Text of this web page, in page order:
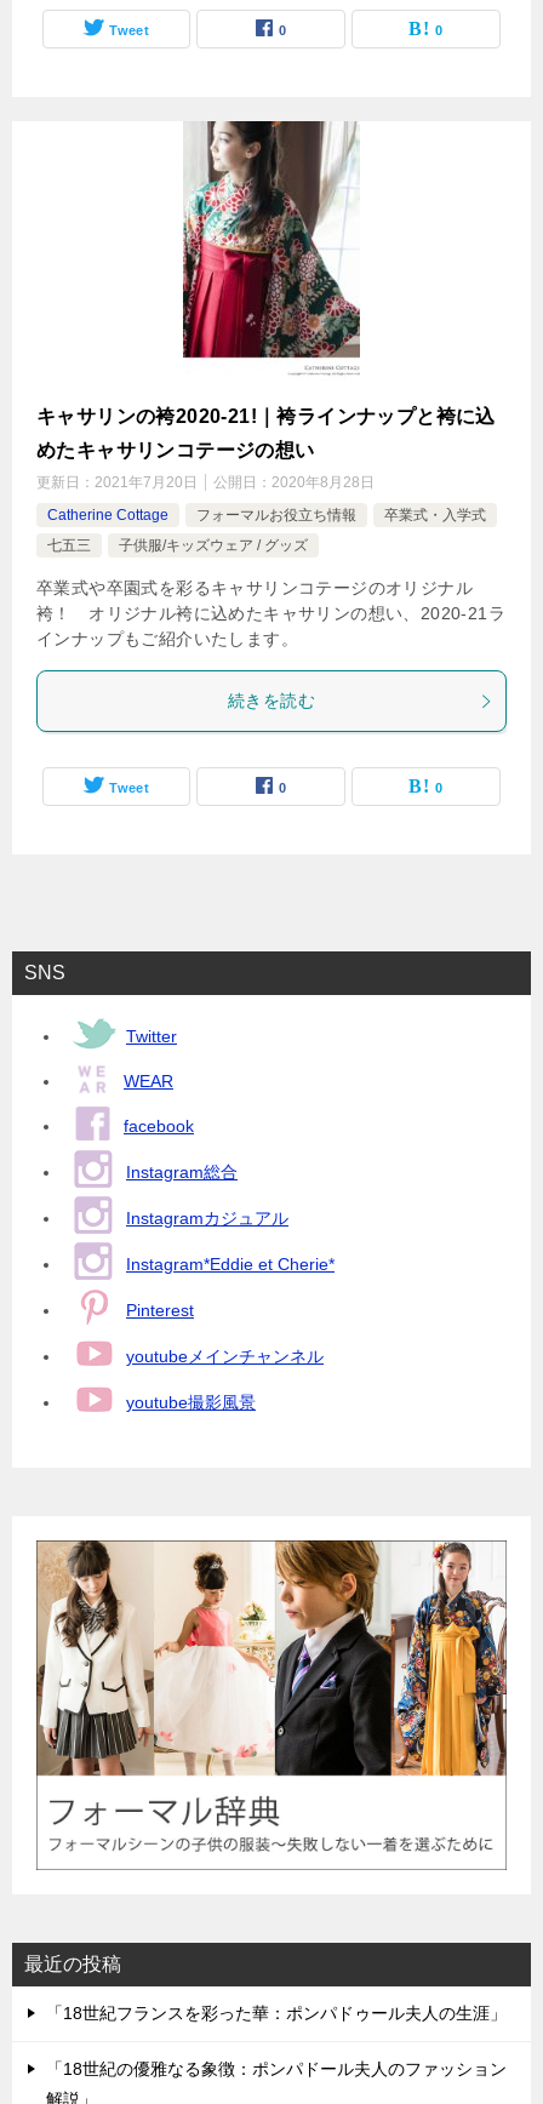
Tweet 0 0
キャサリンの袴2020-21!｜袴ラインナップと袴に込
めたキャサリンコテージの想い
更新日： 2021年7月20日 公開日： 2020年8月28日
Catherine Cottage
フォーマルお役立ち情報
卒業式・入学式
七五三
子供服/キッズウェア / グッズ
卒業式や卒園式を彩るキャサリンコテージのオリジナル
袴！ オリジナル袴に込めたキャサリンの想い、2020-21ラ
インナップもご紹介いたします。
続きを読む
Tweet 0 0
SNS
Twitter
WEAR
facebook
Instagram総合
Instagramカジュアル
Instagram*Eddie et Cherie*
Pinterest
youtubeメインチャンネル
youtube撮影風景
最近の投稿
「18世紀フランスを彩った華：ポンパドゥール夫人の生涯」
「18世紀の優雅なる象徴：ポンパドール夫人のファッション
解説」